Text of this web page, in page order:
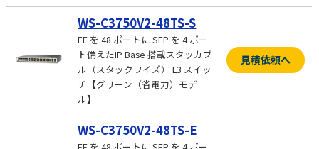
WS-C3750V2-48TS-S
FE を 48 ポートに SFP を 4 ポー
ト備えたIP Base 搭載スタッカブ
ル（スタックワイズ） L3 スイッ
チ【グリーン（省電力）モデ
ル】
見積依頼へ
WS-C3750V2-48TS-E